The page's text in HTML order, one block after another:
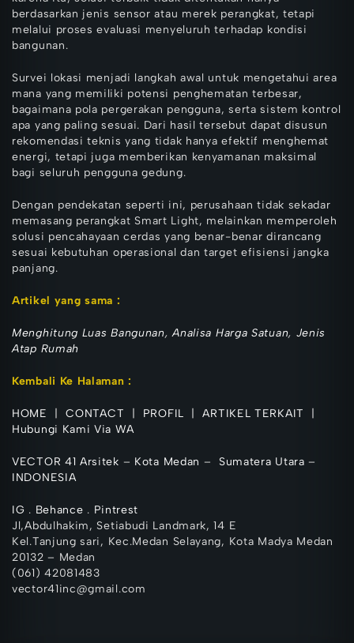
berdasarkan jenis sensor atau merek perangkat, tetapi
melalui proses evaluasi menyeluruh terhadap kondisi
bangunan.
Survei lokasi menjadi langkah awal untuk mengetahui area
mana yang memiliki potensi penghematan terbesar,
bagaimana pola pergerakan pengguna, serta sistem kontrol
apa yang paling sesuai. Dari hasil tersebut dapat disusun
rekomendasi teknis yang tidak hanya efektif menghemat
energi, tetapi juga memberikan kenyamanan maksimal
bagi seluruh pengguna gedung.
Dengan pendekatan seperti ini, perusahaan tidak sekadar
memasang perangkat Smart Light, melainkan memperoleh
solusi pencahayaan cerdas yang benar-benar dirancang
sesuai kebutuhan operasional dan target efisiensi jangka
panjang.
Artikel yang sama :
Menghitung Luas Bangunan,Analisa Harga Satuan, Jenis
Atap Rumah
Kembali Ke Halaman :
HOME |CONTACT PROFIL |ARTIKEL TERKAIT
Hubungi Kami Via WA
VECTOR 41 Arsitek – Kota Medan – Sumatera Utara –
INDONESIA
IG . Behance . Pintrest
Jl,Abdulhakim, Setiabudi Landmark, 14 E
Kel.Tanjung sari, Kec.Medan Selayang, Kota Madya Medan
20132 – Medan
(061) 42081483
vector41inc@gmail.com